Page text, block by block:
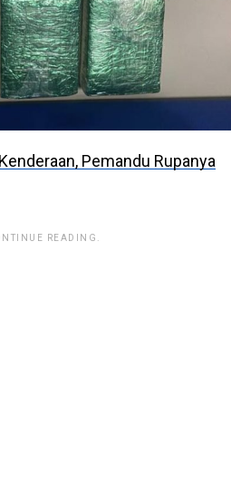
Pemandu Rupanya
READING.